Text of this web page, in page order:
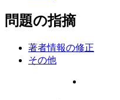
問題の指摘
著者情報の修正
その他